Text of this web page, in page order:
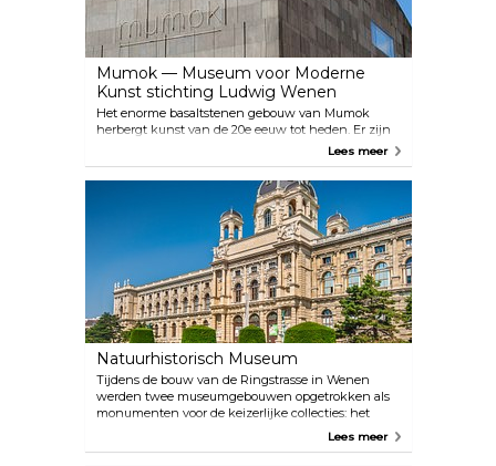
Mumok — Museum voor Moderne
Kunst stichting Ludwig Wenen
Het enorme basaltstenen gebouw van Mumok
herbergt kunst van de 20e eeuw tot heden. Er zijn
wisselende exposities van alles van klassieke
moderne kunst tot de essentiële artistieke genres
van de jaren 60 en 70, tot hedendaagse
kunstwerken uit de wereld van film, fotografie en
video. Sinds 2011 is hier ook een bioscoop gevestigd,
ontworpen door de kunstenaar Heimo Zobernig,
die zich richt op de relatie tussen beeldende kunst
Lees meer
Natuurhistorisch Museum
Tijdens de bouw van de Ringstrasse in Wenen
werden twee museumgebouwen opgetrokken als
monumenten voor de keizerlijke collecties: het
Lees meer